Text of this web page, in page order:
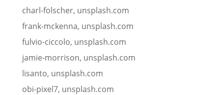
charl-folscher, unsplash.com
frank-mckenna, unsplash.com
fulvio-ciccolo, unsplash.com
jamie-morrison, unsplash.com
lisanto, unsplash.com
obi-pixel7, unsplash.com